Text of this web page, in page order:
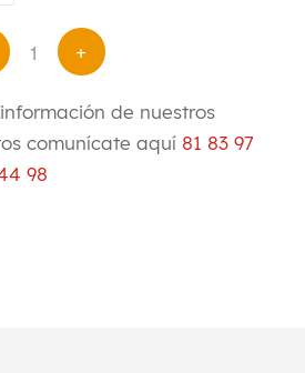
de nuestros
comunícate aquí 81 83 97
98